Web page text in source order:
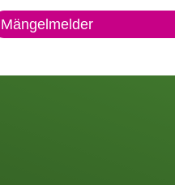
Mängelmelder